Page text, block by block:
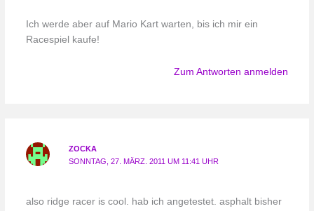
Ich werde aber auf Mario Kart warten, bis ich mir ein
Racespiel kaufe!
Zum Antworten anmelden
ZOCKA
SONNTAG, 27. MÄRZ. 2011 UM 11:41 UHR
also ridge racer is cool. hab ich angetestet. asphalt bisher